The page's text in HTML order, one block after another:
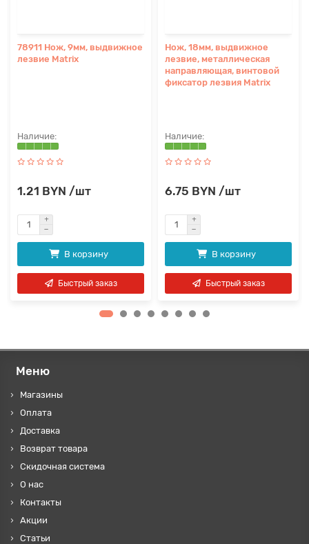
78911 Нож, 9мм, выдвижное
лезвие Matrix
1.21 BYN /шт
В корзину
Быстрый заказ
Нож, 18мм, выдвижное
лезвие, металлическая
направляющая, винтовой
фиксатор лезвия Matrix
6.75 BYN /шт
В корзину
Быстрый заказ
Меню
Магазины
Оплата
Доставка
Возврат товара
Скидочная система
О нас
Контакты
Акции
Статьи